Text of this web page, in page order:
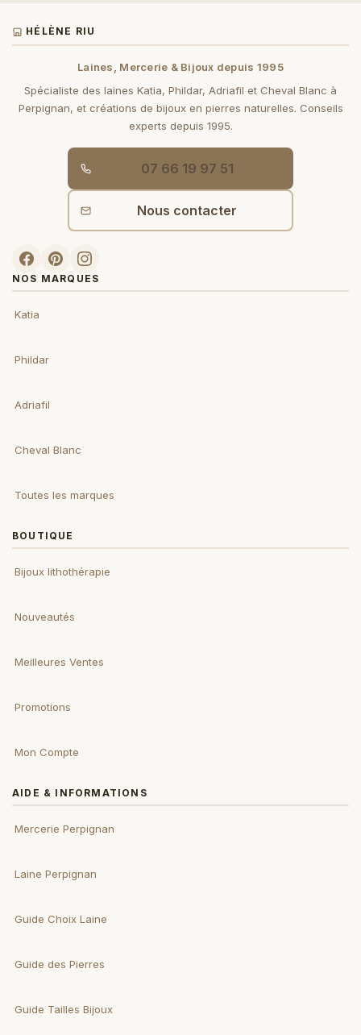
HÉLÈNE RIU
Laines, Mercerie & Bijoux depuis 1995
Spécialiste des laines Katia, Phildar, Adriafil et Cheval Blanc à
Perpignan, et créations de bijoux en pierres naturelles. Conseils
experts depuis 1995.
07 66 19 97 51
Nous contacter
NOS MARQUES
Katia
Phildar
Adriafil
Cheval Blanc
Toutes les marques
BOUTIQUE
Bijoux lithothérapie
Nouveautés
Meilleures Ventes
Promotions
Mon Compte
AIDE & INFORMATIONS
Mercerie Perpignan
Laine Perpignan
Guide Choix Laine
Guide des Pierres
Guide Tailles Bijoux